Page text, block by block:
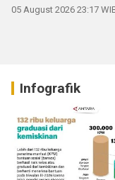
05 August 2026 23:17
Infografik